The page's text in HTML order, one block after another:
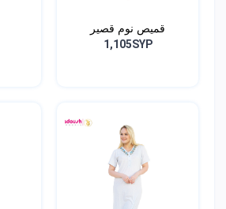
قميص نوم قصير
1,105SYP